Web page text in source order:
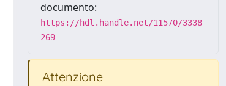
documento:
https://hdl.handle.net/11570/3338
269
Attenzione